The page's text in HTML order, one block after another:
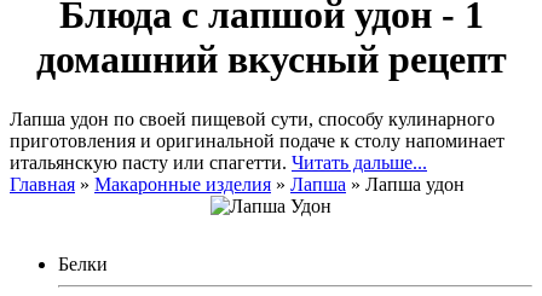
Блюда с лапшой удон - 1
домашний вкусный рецепт
Лапша удон по своей пищевой сути, способу кулинарного
приготовления и оригинальной подаче к столу напоминает
итальянскую пасту или спагетти. Читать дальше...
Главная » Макаронные изделия » Лапша » Лапша удон
Белки